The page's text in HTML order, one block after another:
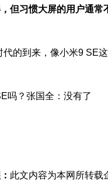
但习惯大屏的用户通常
代的到来，像小米9 SE
此文内容为本网所转载